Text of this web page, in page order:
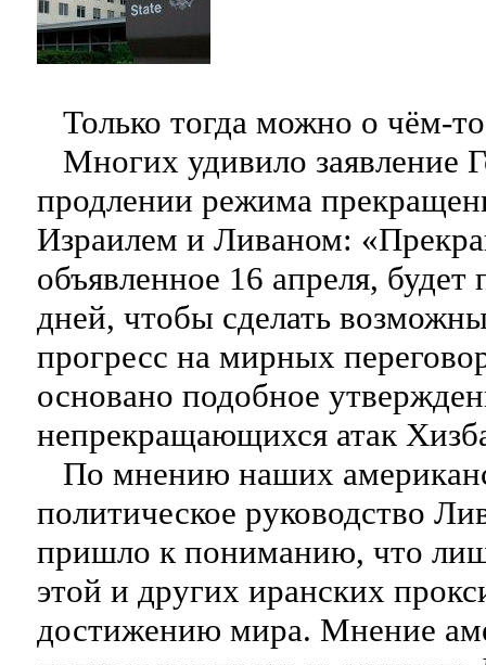
Только тогда можно о чём-то
Многих удивило заявление
продлении режима
Израилем и Ливаном:
объявленное 16 апреля, будет
дней, чтобы сделать
прогресс на мирных
основано подобное
непрекращающихся атак
По мнению наших
политическое руководство
пришло к пониманию, что
этой и других иранских
достижению мира. Мнение